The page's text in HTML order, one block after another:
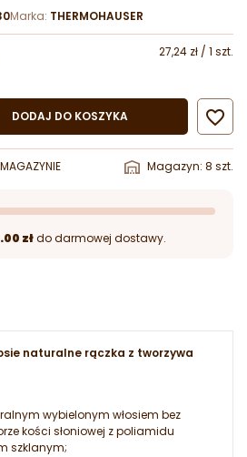
Marka: THERMOHAUSER
27,24 zł / 1 szt.
DODAJ DO KOSZYKA 
Magazyn: 8 szt.
złdo darmowej dostawy.
naturalne rączka z tworzywa
wybielonym włosiem bez
kości słoniowej z poliamidu
szklanym;